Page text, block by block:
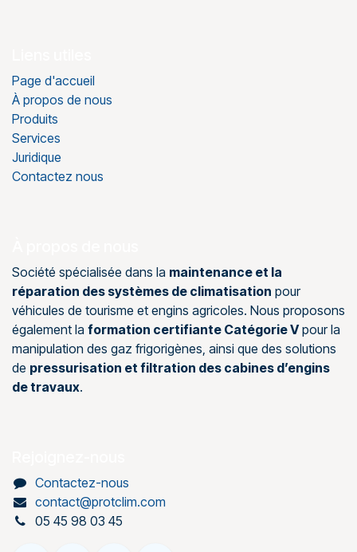
Page d'accueil
À propos de nous
Produits
Services
Juridique
Contactez nous
Société spécialisée dans la maintenance et la
réparation des systèmes de climatisation pour
véhicules de tourisme et engins agricoles. Nous proposons
également la formation certifiante Catégorie Vpour la
manipulation des gaz frigorigènes, ainsi que des solutions
de pressurisation et filtration des cabines d’engins
de travaux.
Contactez-nous
contact@protclim.com
05 45 98 03 45